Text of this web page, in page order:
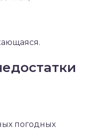
погодных